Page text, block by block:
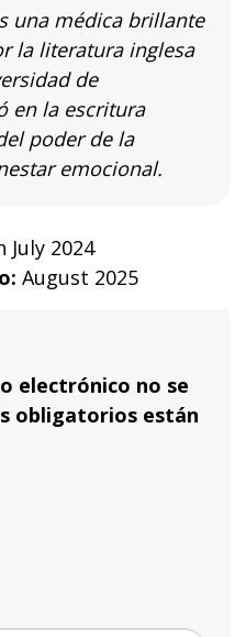
una médica brillante
la literatura inglesa
de
en la escritura
poder de la
emocional.
July 2024
August 2025
electrónico no se
obligatorios están